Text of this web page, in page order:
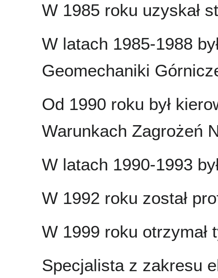
W 1985 roku uzyskał
W latach 1985-1988
Geomechaniki
Od 1990 roku był
Warunkach Zagrożeń
W latach 1990-1993
W 1992 roku został
W 1999 roku otrzymał
Specjalista z zakresu